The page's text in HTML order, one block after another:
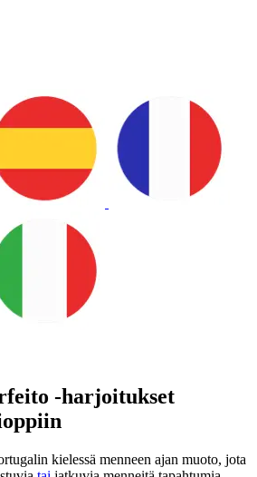
-harjoitukset
kielessä menneen ajan muoto, jota